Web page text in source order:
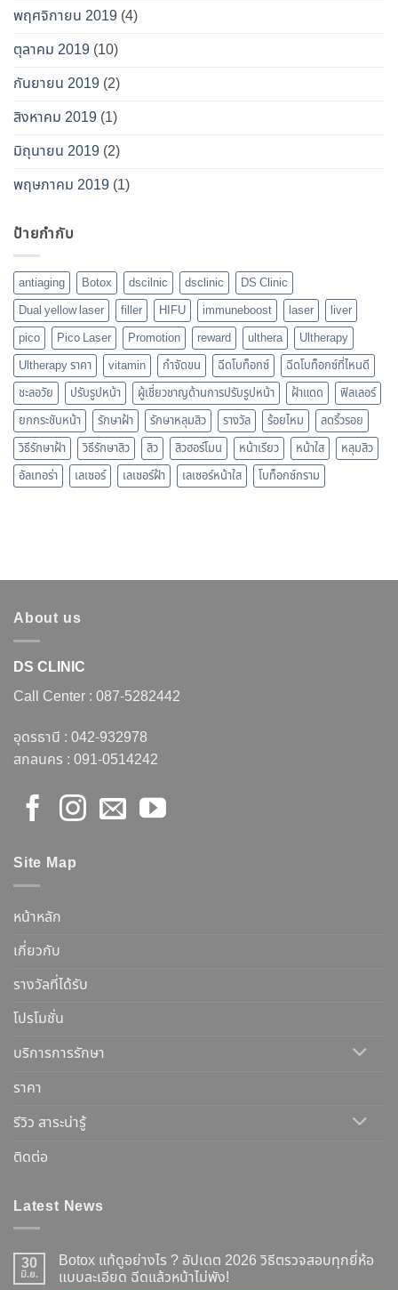
พฤศจิกายน 2019 (4)
ตุลาคม 2019 (10)
กันยายน 2019 (2)
สิงหาคม 2019 (1)
มิถุนายน 2019 (2)
พฤษภาคม 2019 (1)
ป้ายกำกับ
antiaging Botox dscilnic dsclinic
DS Clinic
Dual yellow laser
filler HIFU immuneboost laser
liver
pico
Pico Laser Promotion reward ulthera
Ultherapy
Ultherapy ราคา
vitamin กำจัดขน ฉีดโบท็อกซ์
ฉีดโบท็อกซ์ที่ไหนดี
ชะลอวัย
ปรับรูปหน้า ผู้เชี่ยวชาญด้านการปรับรูปหน้า ฝ้าแดด
ฟิลเลอร์
ยกกระชับหน้า
รักษาฝ้า รักษาหลุมสิว รางวัล ร้อยไหม
ลดริ้วรอย
วิธีรักษาฝ้า
วิธีรักษาสิว สิว สิวฮอร์โมน หน้าเรียว หน้าใส
หลุมสิว
อัลเทอร่า
เลเซอร์ เลเซอร์ฝ้า เลเซอร์หน้าใส โบท็อกซ์กราม
About us
DS CLINIC
Call Center : 087-5282442
อุดรธานี : 042-932978
สกลนคร : 091-0514242
Site Map
หน้าหลัก
เกี่ยวกับ
รางวัลที่ได้รับ
โปรโมชั่น
บริการการรักษา
ราคา
รีวิว สาระน่ารู้
ติดต่อ
Latest News
30
มิ.ย.
Botox แท้ดูอย่างไร ? อัปเดต 2026 วิธีตรวจสอบทุกยี่ห้อ
แบบละเอียด ฉีดแล้วหน้าไม่พัง!